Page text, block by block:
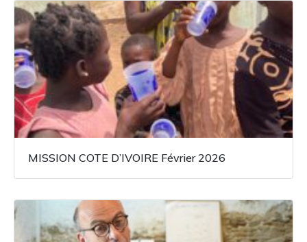
MISSION COTE D’IVOIRE Février 2026